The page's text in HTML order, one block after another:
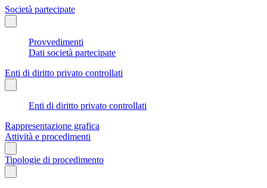
Società partecipate
Provvedimenti
Dati società partecipate
Enti di diritto privato controllati
Enti di diritto privato controllati
Rappresentazione grafica
Attività e procedimenti
Tipologie di procedimento